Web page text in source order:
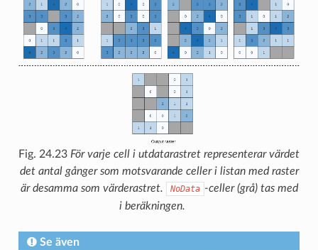
Fig. 24.23 För varje cell i utdatarastret representerar värdet
det antal gånger som motsvarande celler i listan med raster
är desamma som värderastret.
NoData -celler (grå) tas med
i beräkningen.
Se även